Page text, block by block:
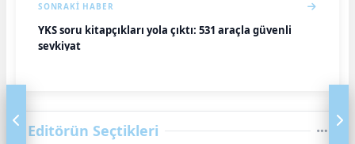
SONRAKI HABER
YKS soru kitapçıkları yola çıktı: 531 araçla güvenli
sevkiyat
Editörün Seçtikleri